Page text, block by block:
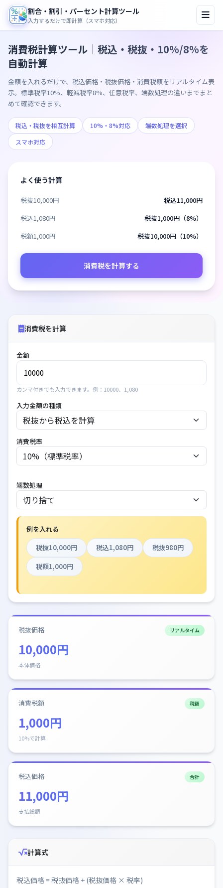
割合・割引・パーセント計算ツール
入力するだけで即計算（スマホ対応）
消費税計算ツール｜税込・税抜・10%/8%を
自動計算
金額を入れるだけで、税込価格・税抜価格・消費税額をリアルタイム表
示。標準税率10%、軽減税率8%、任意税率、端数処理の違いまでまと
めて確認できます。
税込・税抜を相互計算 10%・8%対応
端数処理を選択
スマホ対応
よく使う計算
税抜10,000円
税込11,000円
税込1,080円
税抜1,000円（8%）
税額1,000円
税抜10,000円（10%）
消費税を計算する
消費税を計算
金額
カンマ付きでも入力できます。例：10000、1,080
入力金額の種類
消費税率
端数処理
例を入れる
税抜10,000円
税込1,080円
税抜980円
税額1,000円
税抜価格 リアルタイム
10,000円
本体価格
消費税額 税額
1,000円
10%で計算
税込価格 合計
11,000円
支払総額
計算式
税込価格 = 税抜価格 + (税抜価格 × 税率)